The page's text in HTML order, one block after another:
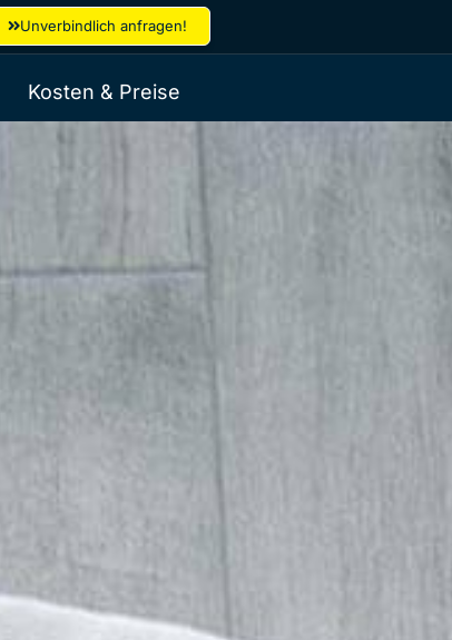
Unverbindlich anfragen!
Kosten & Preise